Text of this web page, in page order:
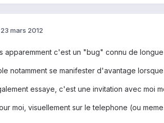
23 mars 2012
apparemment c'est un "bug" connu de
notamment se manifester d'avantage
essaye, c'est une invitation avec moi
moi, visuellement sur le telephone (ou